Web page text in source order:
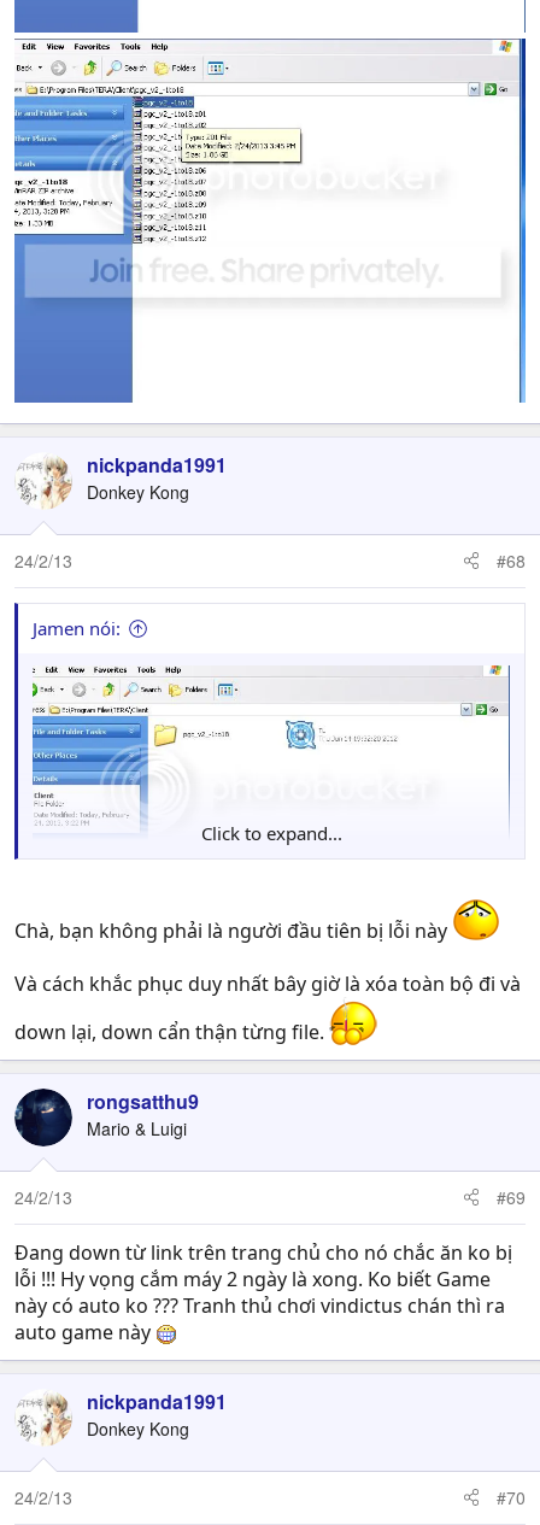
nickpanda1991
Donkey Kong
24/2/13 #68
Jamen nói:
Click to expand...
Chà, bạn không phải là người đầu tiên bị lỗi này
Và cách khắc phục duy nhất bây giờ là xóa toàn bộ đi và
down lại, down cẩn thận từng file.
rongsatthu9
Mario & Luigi
24/2/13 #69
Đang down từ link trên trang chủ cho nó chắc ăn ko bị
lỗi !!! Hy vọng cắm máy 2 ngày là xong. Ko biết Game
này có auto ko ??? Tranh thủ chơi vindictus chán thì ra
auto game này
nickpanda1991
Donkey Kong
24/2/13 #70